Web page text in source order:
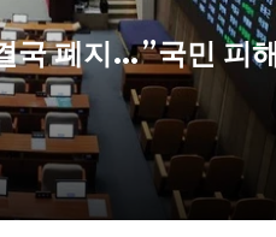
국 폐지…”국민 피